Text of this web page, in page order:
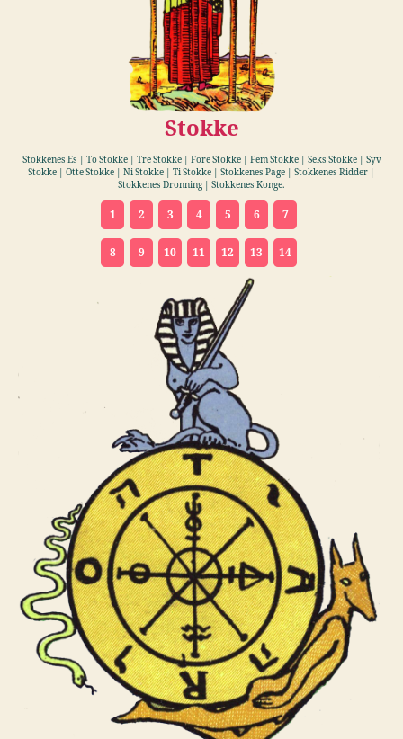
Stokke
Stokkenes Es | To Stokke | Tre Stokke | Fore Stokke | Fem Stokke | Seks Stokke | Syv
Stokke | Otte Stokke | Ni Stokke | Ti Stokke | Stokkenes Page | Stokkenes Ridder |
Stokkenes Dronning | Stokkenes Konge.
1 2 3 4 5 6 7
8 9 10 11 12 13 14